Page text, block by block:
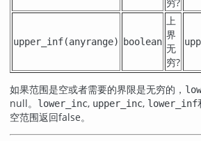
upper_inf(anyrange) boolean
上
界
无
穷?
如果范围是空或者需要的界限是无穷的，
null。
lower_inc, upper_inc, lower_inf
空范围返回false。